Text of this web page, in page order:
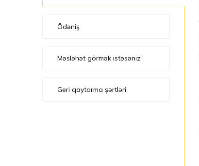
Ödəniş
Məsləhət görmək istəsəniz
Geri qaytarma şərtləri